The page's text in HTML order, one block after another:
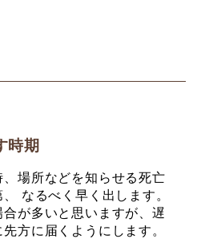
時期
場所などを知らせる死亡
なるべく早く出します。
が多いと思いますが、遅
方に届くようにします。